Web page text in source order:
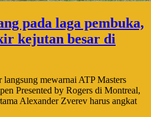
pada laga pembuka,
kejutan besar di
langsung mewarnai ATP Masters
Presented by Rogers di Montreal,
Alexander Zverev harus angkat